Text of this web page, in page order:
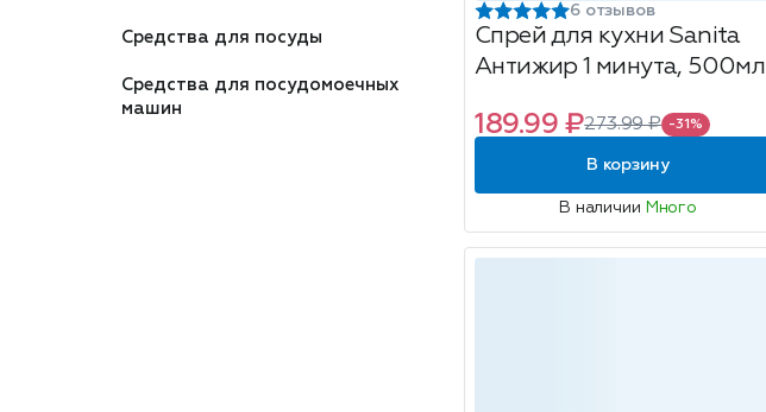
Средства для посуды
Средства для посудомоечных
машин
6 отзывов
Спрей для кухни Sanita
Антижир 1 минута, 500мл
189.99 ₽273.99 ₽ -31%
В корзину
В наличии Много